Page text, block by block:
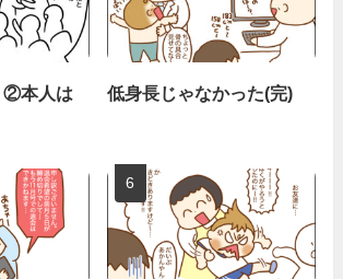
②本人は
低身長じゃなかった(完)